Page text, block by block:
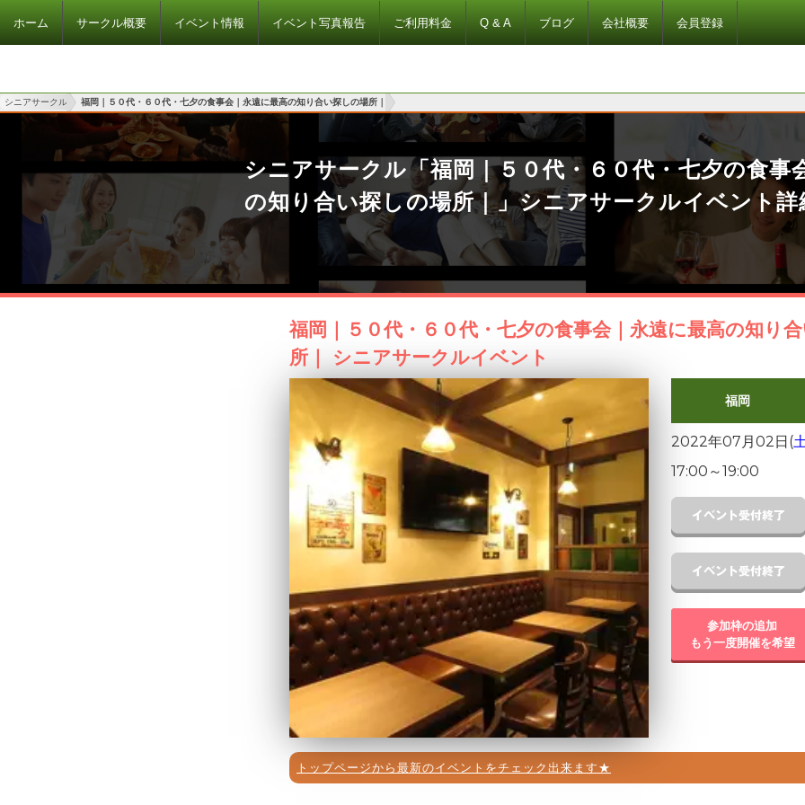
ホーム サークル概要 イベント情報 イベント写真報告 ご利用料金 Q & A ブログ 会社概要 会員登録
シニアサークル 福岡｜５０代・６０代・七夕の食事会｜永遠に最高の知り合い探しの場所｜
シニアサークル「福岡｜５０代・６０代・七夕の食事
の知り合い探しの場所｜」シニアサークルイベント詳
福岡｜５０代・６０代・七夕の食事会｜永遠に最高の知り
所｜ シニアサークルイベント
福岡
2022年07月02日(
17:00 ～19:00
参加枠の追加
もう一度開催を希望
トップページから最新のイベントをチェック出来ます★